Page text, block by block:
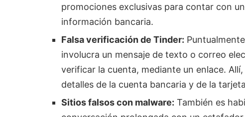
promociones exclusivas para contar con
información bancaria.
Falsa verificación de Tinder:
involucra un mensaje de texto o correo
verificar la cuenta, mediante un enlace.
detalles de la cuenta bancaria y de la
Sitios falsos con malware: También es